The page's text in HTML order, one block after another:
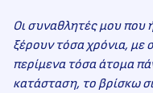
Οι συναθλητές μου που
ξέρουν τόσα χρόνια, με
περίμενα τόσα άτομα
κατάσταση, το βρίσκω